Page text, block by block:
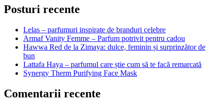
alternative
parfumurile
de
brand
Posturi recente
Lelas – parfumuri inspirate de branduri celebre
Armaf Vanity Femme – Parfum potrivit pentru cadou
Hawwa Red de la Zimaya: dulce, feminin și surprinzător de
bun
Lattafa Haya – parfumul care știe cum să te facă remarcată
Synergy Therm Purifying Face Mask
Comentarii recente